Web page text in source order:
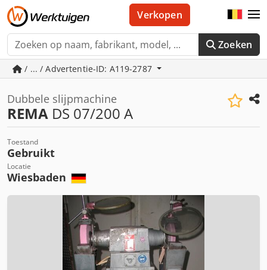
Zoeken
Verkopen
/ ... / Advertentie-ID: A119-2787
Dubbele slijpmachine
REMA DS 07/200 A
Toestand
Gebruikt
Locatie
Wiesbaden